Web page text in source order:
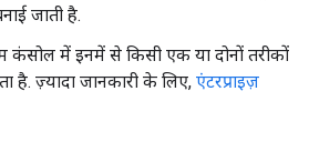
जाती है.
कंसोल में इनमें से किसी एक या दोनों तरीकों
है. ज़्यादा जानकारी के लिए, एंटरप्राइज़